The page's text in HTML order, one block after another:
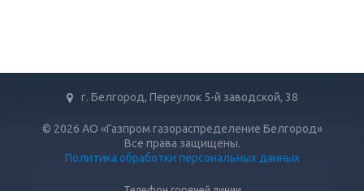
г. Белгород, Переулок 5-й заводской, 38
© 2026 АО «Газпром газораспределение Белгород»
Все права защищены.
Политика обработки персональных данных